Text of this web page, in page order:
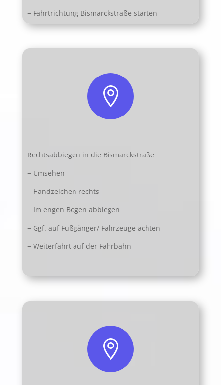
− Fahrtrichtung Bismarckstraße starten

Rechtsabbiegen in die Bismarckstraße
− Umsehen
− Handzeichen rechts
− Im engen Bogen abbiegen
− Ggf. auf Fußgänger/ Fahrzeuge achten
− Weiterfahrt auf der Fahrbahn
